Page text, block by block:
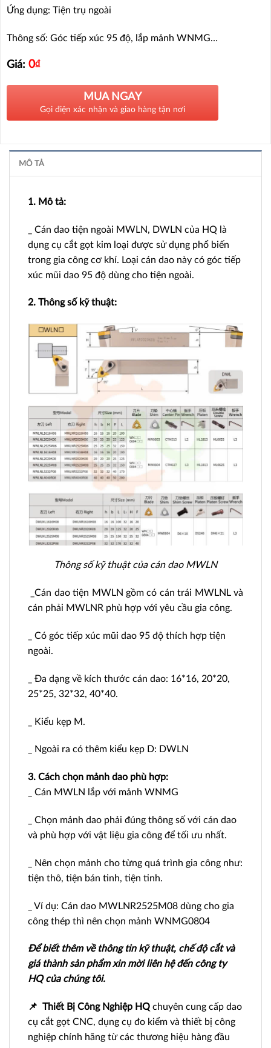
Ứng dụng: Tiện trụ ngoài
Thông số: Góc tiếp xúc 95 độ, lắp mảnh WNMG…
Giá: 0₫
MUA NGAY
Gọi điện xác nhận và giao hàng tận nơi
MÔ TẢ
1. Mô tả:
_ Cán dao tiện ngoài MWLN, DWLN của HQ là
dụng cụ cắt gọt kim loại được sử dụng phổ biến
trong gia công cơ khí. Loại cán dao này có góc tiếp
xúc mũi dao 95 độ dùng cho tiện ngoài.
2. Thông số kỹ thuật:
Thông số kỹ thuật của cán dao MWLN
_Cán dao tiện MWLN gồm có cán trái MWLNL và
cán phải MWLNR phù hợp với yêu cầu gia công.
_ Có góc tiếp xúc mũi dao 95 độ thích hợp tiện
ngoài.
_ Đa dạng về kích thước cán dao: 16*16, 20*20,
25*25, 32*32, 40*40.
_ Kiểu kẹp M.
_ Ngoài ra có thêm kiểu kẹp D: DWLN
3. Cách chọn mảnh dao phù hợp:
_ Cán MWLN lắp với mảnh WNMG
_ Chọn mảnh dao phải đúng thông số với cán dao
và phù hợp với vật liệu gia công để tối ưu nhất.
_ Nên chọn mảnh cho từng quá trình gia công như:
tiện thô, tiện bán tinh, tiện tinh.
_ Ví dụ: Cán dao MWLNR2525M08 dùng cho gia
công thép thì nên chọn mảnh WNMG0804
Để biết thêm về thông tin kỹ thuật, chế độ cắt và
giá thành sản phẩm xin mời liên hệ đến công ty
HQ của chúng tôi.
📌 Thiết Bị Công Nghiệp HQ chuyên cung cấp dao
cụ cắt gọt CNC, dụng cụ đo kiểm và thiết bị công
nghiệp chính hãng từ các thương hiệu hàng đầu